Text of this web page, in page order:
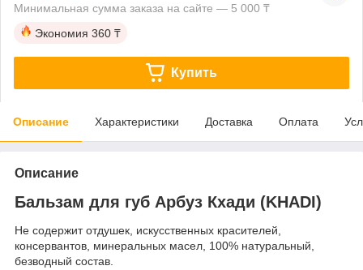
Минимальная сумма заказа на сайте — 5 000 ₸
Экономия 360 ₸
Купить
Описание Характеристики Доставка Оплата
Описание
Бальзам для губ Арбуз Кхади (KHADI)
Не содержит отдушек, искусственных красителей,
консервантов, минеральных масел, 100% натуральный,
безводный состав.